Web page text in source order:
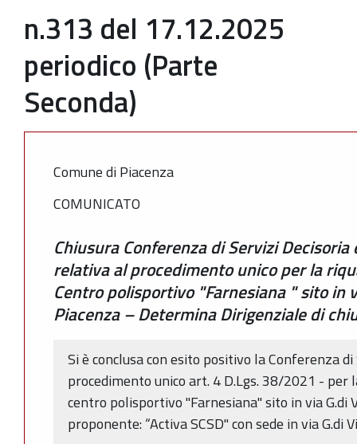
n.313 del 17.12.2025
periodico (Parte
Seconda)
Comune di Piacenza
COMUNICATO
Chiusura Conferenza di Servizi
relativa al procedimento unico per la
Centro polisportivo "Farnesiana " sito in
Piacenza – Determina Dirigenziale di
Si è conclusa con esito positivo la Conferenza
procedimento unico art. 4 D.Lgs. 38/2021 - per
centro polisportivo "Farnesiana" sito in via G.di
proponente: “Activa SCSD" con sede in via G.di